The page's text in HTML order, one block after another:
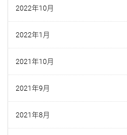
2022年10月
2022年1月
2021年10月
2021年9月
2021年8月